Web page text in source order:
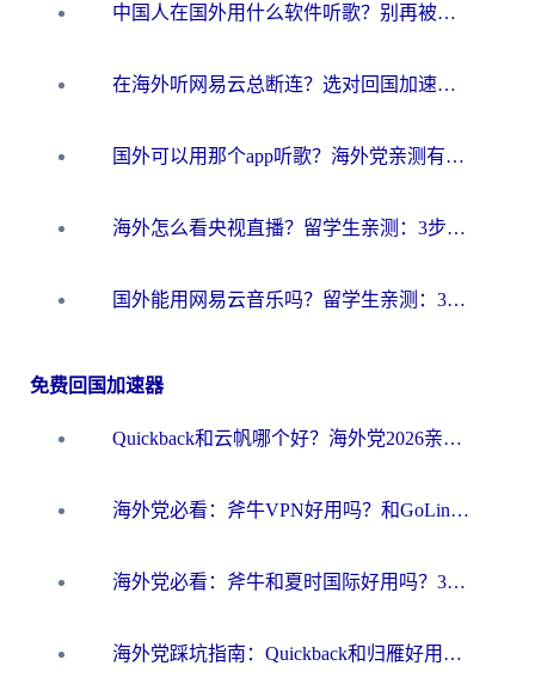
中国人在国外用什么软件听歌？别再被地域限制卡脖子，这篇教你轻松解锁国内音乐库
在海外听网易云总断连？选对回国加速器，告别地区限制和卡顿
国外可以用那个app听歌？海外党亲测有效的回国加速方案，轻松听国内音乐听书
海外怎么看央视直播？留学生亲测：3步解决版权限制+追剧自由
国外能用网易云音乐吗？留学生亲测：3步解决海外听歌难题
免费回国加速器
Quickback和云帆哪个好？海外党2026亲测指南：选对加速器大陆工具，无缝刷国内剧玩国服
海外党必看：斧牛VPN好用吗？和GoLinkVPN对比哪个回国效果更好？
海外党必看：斧牛和夏时国际好用吗？3步选对回国加速器，无缝刷国内资源
海外党踩坑指南：Quickback和归雁好用吗？选对加速器才能无缝刷国内资源